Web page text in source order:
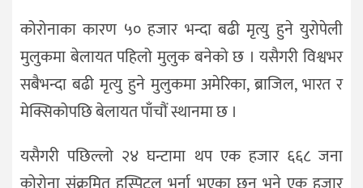
कोरोनाका कारण ५० हजार भन्दा बढी मृत्यु हुने युरोपेली
मुलुकमा बेलायत पहिलो मुलुक बनेको छ । यसैगरी विश्वभर
सबैभन्दा बढी मृत्यु हुने मुलुकमा अमेरिका, ब्राजिल, भारत र
मेक्सिकोपछि बेलायत पाँचौं स्थानमा छ ।
यसैगरी पछिल्लो २४ घन्टामा थप एक हजार ६६८ जना